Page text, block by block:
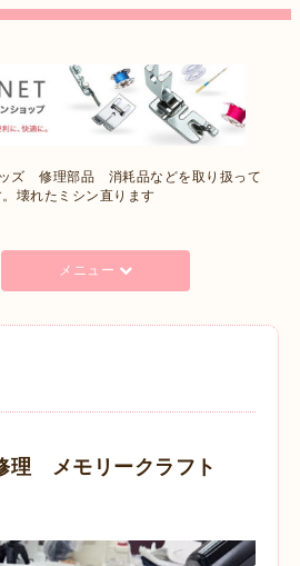
ッズ 修理部品 消耗品などを取り扱って
壊れたミシン直ります
メニュー
理 メモリークラフト